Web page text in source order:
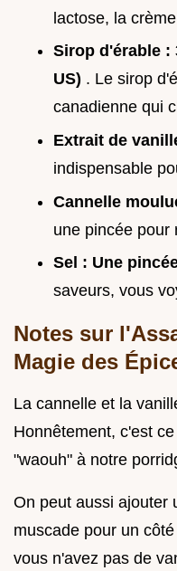
lactose, la
Sirop d'érable :
US) . Le sirop
canadienne qui
Extrait de
indispensable
Cannelle
une pincée pour
Sel : Une
saveurs, vous
Notes sur
Magie des
La cannelle et la
Honnêtement, c'est
"waouh" à notre
On peut aussi ajouter
muscade pour un
vous n'avez pas de